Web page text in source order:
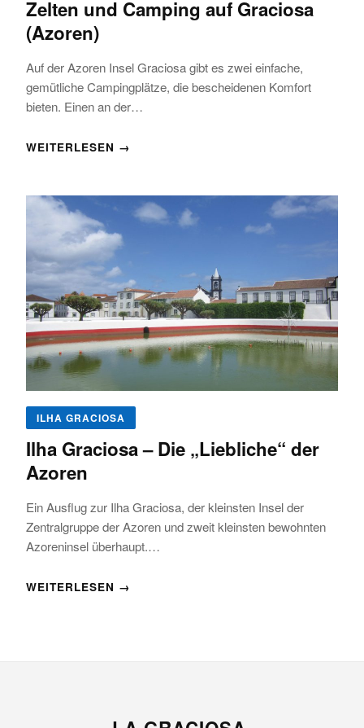
Zelten und Camping auf Graciosa
(Azoren)
Auf der Azoren Insel Graciosa gibt es zwei einfache,
gemütliche Campingplätze, die bescheidenen Komfort
bieten. Einen an der…
WEITERLESEN →
ILHA GRACIOSA
Ilha Graciosa – Die „Liebliche“ der
Azoren
Ein Ausflug zur Ilha Graciosa, der kleinsten Insel der
Zentralgruppe der Azoren und zweit kleinsten bewohnten
Azoreninsel überhaupt.…
WEITERLESEN →